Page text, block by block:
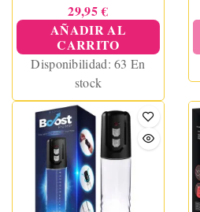
29,95 €
AÑADIR AL
CARRITO
Disponibilidad:63 En
stock